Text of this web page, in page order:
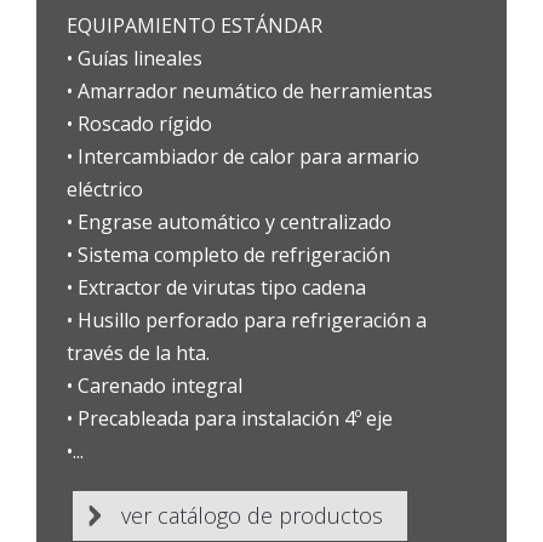
ver catálogo de productos
EQUIPAMIENTO ESTÁNDAR
• Guías lineales
• Amarrador neumático de herramientas
• Roscado rígido
• Intercambiador de calor para armario
eléctrico
• Engrase automático y centralizado
• Sistema completo de refrigeración
• Extractor de virutas tipo cadena
• Husillo perforado para refrigeración a
través de la hta.
• Carenado integral
• Precableada para instalación 4º eje
•...